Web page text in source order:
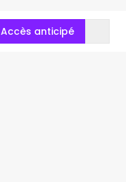
Accès anticipé